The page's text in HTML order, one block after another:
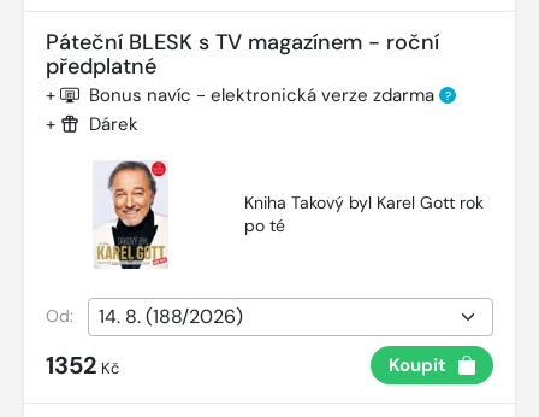
Páteční BLESK s TV magazínem - roční
předplatné
+ Bonus navíc - elektronická verze zdarma ?
+ Dárek
Kniha Takový byl Karel Gott rok
po té
Od:
1352 Kč Koupit